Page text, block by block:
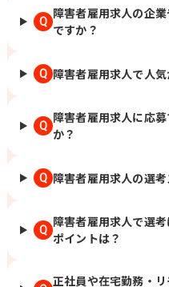
Q
障害者雇用求人の企
ですか？
Q 障害者雇用求人で人
Q
障害者雇用求人に応
か？
Q 障害者雇用求人の選
Q
障害者雇用求人で選
ポイントは？
正社員や在宅勤務・